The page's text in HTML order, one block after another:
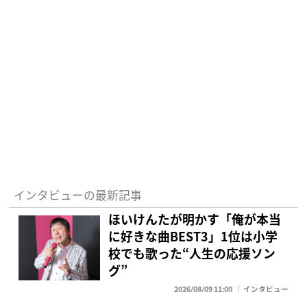
インタビューの最新記事
ほいけんたが明かす「俺が本当
に好きな曲BEST3」1位は小学
校でも歌った“人生の応援ソン
グ”
2026/08/09 11:00 インタビュー